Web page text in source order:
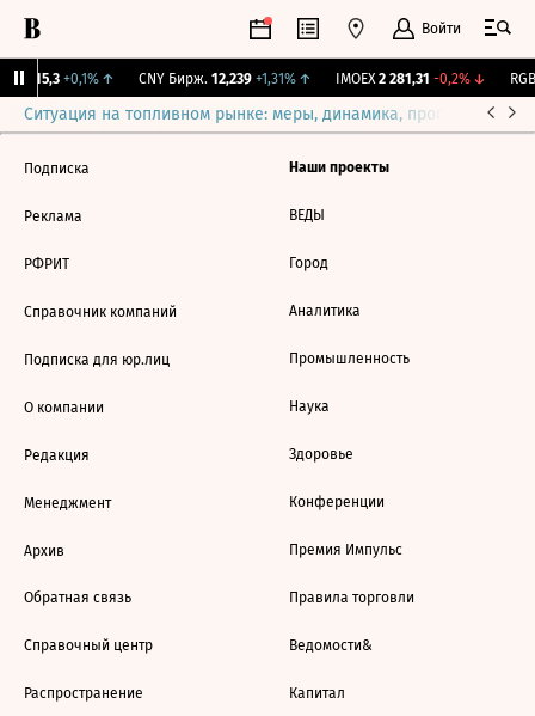
Войти
115,3 +0,1%↑ CNY Бирж. 12,239 +1,31%↑ IMOEX 2 281,31 -0,2%↓
Ситуация на топливном рынке: меры, динамика, прогнозы
Подписка
Реклама
РФРИТ
Справочник компаний
Подписка для юр.лиц
О компании
Редакция
Менеджмент
Архив
Обратная связь
Справочный центр
Распространение
Наши проекты
ВЕДЫ
Город
Аналитика
Промышленность
Наука
Здоровье
Конференции
Премия Импульс
Правила торговли
Ведомости&
Капитал